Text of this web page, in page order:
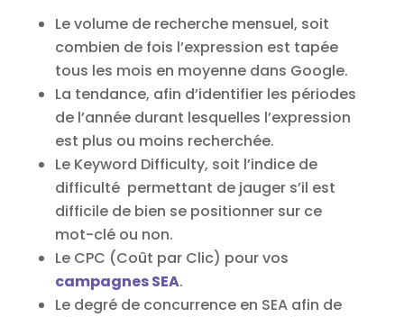
Le volume de recherche mensuel, soit
combien de fois l’expression est tapée
tous les mois en moyenne dans Google.
La tendance, afin d’identifier les périodes
de l’année durant lesquelles l’expression
est plus ou moins recherchée.
Le Keyword Difficulty, soit l’indice de
difficulté permettant de jauger s’il est
difficile de bien se positionner sur ce
mot-clé ou non.
Le CPC (Coût par Clic) pour vos
campagnes SEA.
Le degré de concurrence en SEA afin de